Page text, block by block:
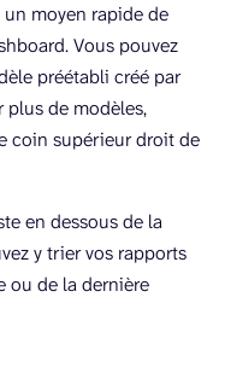
moyen rapide de
Vous pouvez
préétabli créé par
plus de modèles,
coin supérieur droit de
en dessous de la
y trier vos rapports
ou de la dernière